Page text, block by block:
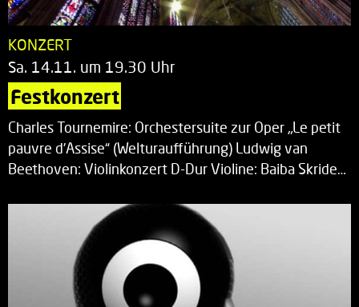
KONZERT
Sa. 14.11. um 19.30 Uhr
Festkonzert
Charles Tournemire: Orchestersuite zur Oper „Le petit
pauvre d’Assise“ (Welturaufführung) Ludwig van
Beethoven: Violinkonzert D-Dur Violine: Baiba Skride…